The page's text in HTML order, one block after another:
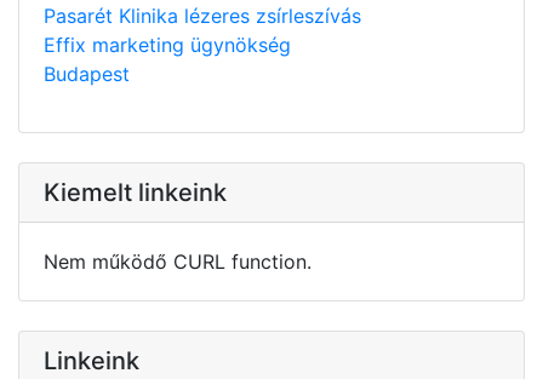
Pasarét Klinika lézeres zsírleszívás
Effix marketing ügynökség
Budapest
Kiemelt linkeink
Nem működő CURL function.
Linkeink